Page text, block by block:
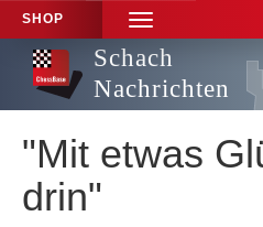
SHOP
TOGGLE
NAVIGATION
Schach
Nachrichten
"Mit etwas
drin"